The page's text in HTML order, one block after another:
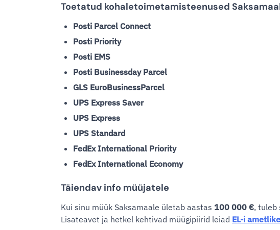
Toetatud kohaletoimetamisteenused
Posti Parcel Connect
Posti Priority
Posti EMS
Posti Businessday Parcel
GLS EuroBusinessParcel
UPS Express Saver
UPS Express
UPS Standard
FedEx International Priority
FedEx International Economy
Täiendav info müüjatele
Kui sinu müük Saksamaale ületab aastas 100 000 €, tuleb
Lisateavet ja hetkel kehtivad müügipiirid leiad EL-i